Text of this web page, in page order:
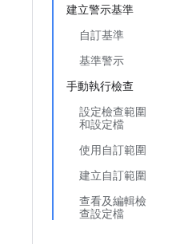
建立警示基準
自訂基準
基準警示
手動執行檢查
設定檢查範圍
和設定檔
使用自訂範圍
建立自訂範圍
查看及編輯檢
查設定檔